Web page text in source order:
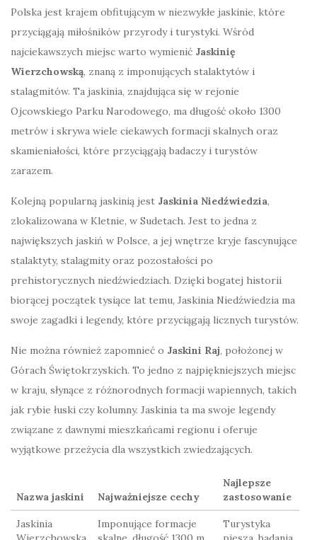
Polska jest krajem obfitującym w niezwykłe jaskinie, które
przyciągają miłośników przyrody i turystyki. Wśród
najciekawszych miejsc warto wymienić Jaskinię
Wierzchowską, znaną z imponujących stalaktytów i
stalagmitów. Ta jaskinia, znajdująca się w rejonie
Ojcowskiego Parku Narodowego, ma długość około 1300
metrów i skrywa wiele ciekawych formacji skalnych oraz
skamieniałości, które przyciągają badaczy i turystów
zarazem.
Kolejną popularną jaskinią jest Jaskinia Niedźwiedzia,
zlokalizowana w Kletnie, w Sudetach. Jest to jedna z
największych jaskiń w Polsce, a jej wnętrze kryje fascynujące
stalaktyty, stalagmity oraz pozostałości po
prehistorycznych niedźwiedziach. Dzięki bogatej historii
biorącej początek tysiące lat temu, Jaskinia Niedźwiedzia ma
swoje zagadki i legendy, które przyciągają licznych turystów.
Nie można również zapomnieć o Jaskini Raj, położonej w
Górach Świętokrzyskich. To jedno z najpiękniejszych miejsc
w kraju, słynące z różnorodnych formacji wapiennych, takich
jak rybie łuski czy kolumny. Jaskinia ta ma swoje legendy
związane z dawnymi mieszkańcami regionu i oferuje
wyjątkowe przeżycia dla wszystkich zwiedzających.
Nazwa jaskini Najważniejsze cechy
Najlepsze
zastosowanie
Jaskinia
Imponujące formacje
Turystyka